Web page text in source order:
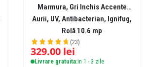
Marmura, Gri Inchis Accente
Aurii, UV, Antibacterian, Ignifug,
Rolă 10.6 mp
(23)
329.00 lei
Livrare gratuita:in 1 - 3 zile